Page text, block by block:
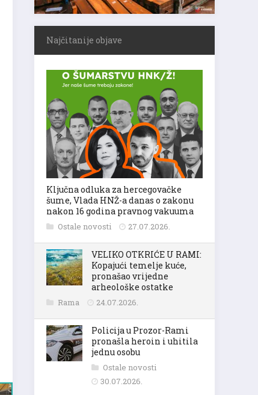
Najčitanije objave
Ključna odluka za hercegovačke
šume, Vlada HNŽ-a danas o zakonu
nakon 16 godina pravnog vakuuma
Ostale novosti 27.07.2026.
VELIKO OTKRIĆE U RAMI:
Kopajući temelje kuće,
pronašao vrijedne
arheološke ostatke
Rama 24.07.2026.
Policija u Prozor-Rami
pronašla heroin i uhitila
jednu osobu
Ostale novosti
30.07.2026.